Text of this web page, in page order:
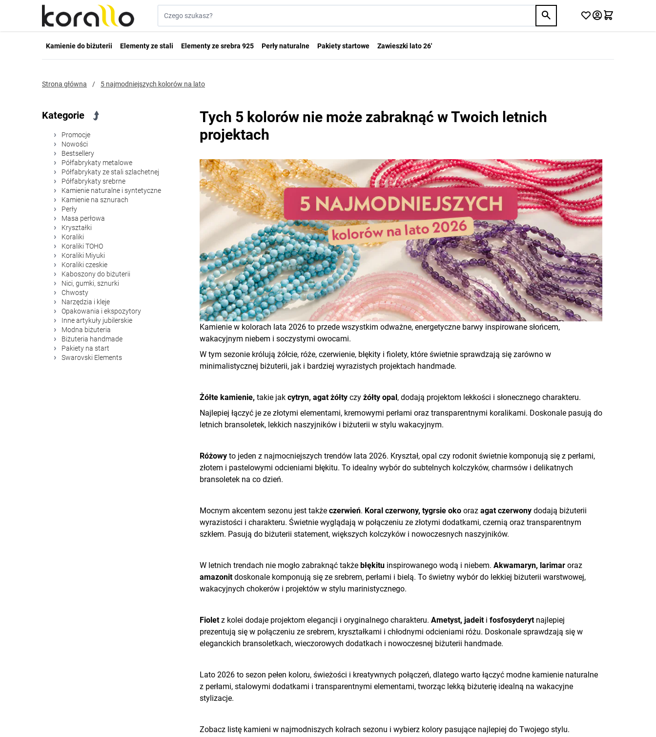
Przejdź do treści
Kamienie do biżuterii Elementy ze stali Elementy ze srebra 925 Perły naturalne Pakiety startowe Zawieszki lato 26'
Strona główna / 5 najmodniejszych kolorów na lato
Kategorie
Promocje
Nowości
Bestsellery
Półfabrykaty metalowe
Półfabrykaty ze stali szlachetnej
Półfabrykaty srebrne
Kamienie naturalne i syntetyczne
Kamienie na sznurach
Perły
Masa perłowa
Kryształki
Koraliki
Koraliki TOHO
Koraliki Miyuki
Koraliki czeskie
Kaboszony do biżuterii
Nici, gumki, sznurki
Chwosty
Narzędzia i kleje
Opakowania i ekspozytory
Inne artykuły jubilerskie
Modna biżuteria
Biżuteria handmade
Pakiety na start
Swarovski Elements
Tych 5 kolorów nie może zabraknąć w Twoich letnich
projektach
Kamienie w kolorach lata 2026 to przede wszystkim odważne, energetyczne barwy inspirowane słońcem,
wakacyjnym niebem i soczystymi owocami.
W tym sezonie królują żółcie, róże, czerwienie, błękity i fiolety, które świetnie sprawdzają się zarówno w
minimalistycznej biżuterii, jak i bardziej wyrazistych projektach handmade.
Żółte kamienie, takie jak cytryn, agat żółty czy żółty opal, dodają projektom lekkości i słonecznego charakteru.
Najlepiej łączyć je ze złotymi elementami, kremowymi perłami oraz transparentnymi koralikami. Doskonale pasują do
letnich bransoletek, lekkich naszyjników i biżuterii w stylu wakacyjnym.
Różowy to jeden z najmocniejszych trendów lata 2026. Kryształ, opal czy rodonit świetnie komponują się z perłami,
złotem i pastelowymi odcieniami błękitu. To idealny wybór do subtelnych kolczyków, charmsów i delikatnych
bransoletek na co dzień.
Mocnym akcentem sezonu jest także czerwień. Koral czerwony, tygrsie oko oraz agat czerwony dodają biżuterii
wyrazistości i charakteru. Świetnie wyglądają w połączeniu ze złotymi dodatkami, czernią oraz transparentnym
szkłem. Pasują do biżuterii statement, większych kolczyków i nowoczesnych naszyjników.
W letnich trendach nie mogło zabraknąć także błękitu inspirowanego wodą i niebem. Akwamaryn, larimar oraz
amazonitdoskonale komponują się ze srebrem, perłami i bielą. To świetny wybór do lekkiej biżuterii warstwowej,
wakacyjnych chokerów i projektów w stylu marinistycznego.
Fioletz kolei dodaje projektom elegancji i oryginalnego charakteru. Ametyst, jadeiti fosfosyderytnajlepiej
prezentują się w połączeniu ze srebrem, kryształkami i chłodnymi odcieniami różu. Doskonale sprawdzają się w
eleganckich bransoletkach, wieczorowych dodatkach i nowoczesnej biżuterii handmade.
Lato 2026 to sezon pełen koloru, świeżości i kreatywnych połączeń, dlatego warto łączyć modne kamienie naturalne
z perłami, stalowymi dodatkami i transparentnymi elementami, tworząc lekką biżuterię idealną na wakacyjne
stylizacje.
Zobacz listę kamieni w najmodniszych kolrach sezonu i wybierz kolory pasujące najlepiej do Twojego stylu.